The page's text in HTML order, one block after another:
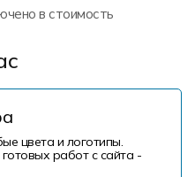
в стоимость
цвета и логотипы.
работ с сайта -